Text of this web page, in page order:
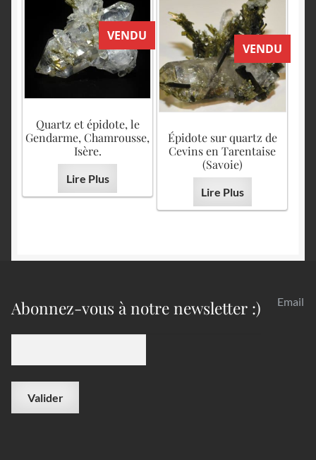
VENDU
Quartz et épidote, le
Gendarme, Chamrousse,
Isère.
Lire Plus
VENDU
Épidote sur quartz de
Cevins en Tarentaise
(Savoie)
Lire Plus
Abonnez-vous à notre newsletter :) Email